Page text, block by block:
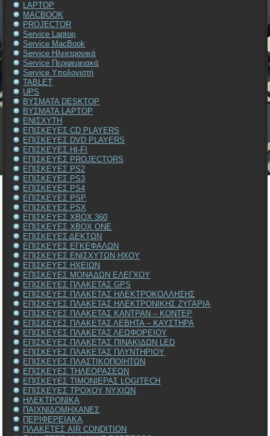
LAPTOP
MACBOOK
PROJECTOR
Service Laptop
Service MacBook
Service Ηλεκτρονικά
Service Περιφερειακά
Service Υπολογιστή
TABLET
UPS
ΒΥΣΜΑΤΑ DESKTOP
ΒΥΣΜΑΤΑ LAPTOP
ΕΝΙΣΧΥΤΗ
ΕΠΙΣΚΕΥΕΣ CD PLAYERS
ΕΠΙΣΚΕΥΕΣ DVD PLAYERS
ΕΠΙΣΚΕΥΕΣ HI-FI
ΕΠΙΣΚΕΥΕΣ PROJECTORS
ΕΠΙΣΚΕΥΕΣ PS2
ΕΠΙΣΚΕΥΕΣ PS3
ΕΠΙΣΚΕΥΕΣ PS4
ΕΠΙΣΚΕΥΕΣ PSP
ΕΠΙΣΚΕΥΕΣ PSX
ΕΠΙΣΚΕΥΕΣ XBOX 360
ΕΠΙΣΚΕΥΕΣ XBOX ONE
ΕΠΙΣΚΕΥΕΣ ΔΕΚΤΩΝ
ΕΠΙΣΚΕΥΕΣ ΕΓΚΕΦΑΛΩΝ
ΕΠΙΣΚΕΥΕΣ ΕΝΙΣΧΥΤΩΝ ΗΧΟΥ
ΕΠΙΣΚΕΥΕΣ ΗΧΕΙΩΝ
ΕΠΙΣΚΕΥΕΣ ΜΟΝΑΔΩΝ ΕΛΕΓΧΟΥ
ΕΠΙΣΚΕΥΕΣ ΠΛΑΚΕΤΑΣ GPS
ΕΠΙΣΚΕΥΕΣ ΠΛΑΚΕΤΑΣ ΗΛΕΚΤΡΟΚΟΛΛΗΣΗΣ
ΕΠΙΣΚΕΥΕΣ ΠΛΑΚΕΤΑΣ ΗΛΕΚΤΡΟΝΙΚΗΣ ΖΥΓΑΡΙΑ
ΕΠΙΣΚΕΥΕΣ ΠΛΑΚΕΤΑΣ ΚΑΝΤΡΑΝ – ΚΟΝΤΕΡ
ΕΠΙΣΚΕΥΕΣ ΠΛΑΚΕΤΑΣ ΛΕΒΗΤΑ – ΚΑΥΣΤΗΡΑ
ΕΠΙΣΚΕΥΕΣ ΠΛΑΚΕΤΑΣ ΛΕΩΦΟΡΕΙΟΥ
ΕΠΙΣΚΕΥΕΣ ΠΛΑΚΕΤΑΣ ΠΙΝΑΚΙΔΩΝ LED
ΕΠΙΣΚΕΥΕΣ ΠΛΑΚΕΤΑΣ ΠΛΥΝΤΗΡΙΟΥ
ΕΠΙΣΚΕΥΕΣ ΠΛΑΣΤΙΚΟΠΟΙΗΤΩΝ
ΕΠΙΣΚΕΥΕΣ ΤΗΛΕΟΡΑΣΕΩΝ
ΕΠΙΣΚΕΥΕΣ ΤΙΜΟΝΙΕΡΑΣ LOGITECH
ΕΠΙΣΚΕΥΕΣ ΤΡΟΧΟΥ ΝΥΧΙΩΝ
ΗΛΕΚΤΡΟΝΙΚΑ
ΠΑΙΧΝΙΔΟΜΗΧΑΝΕΣ
ΠΕΡΙΦΕΡΕΙΑΚΑ
ΠΛΑΚΕΤΕΣ AIR CONDITION